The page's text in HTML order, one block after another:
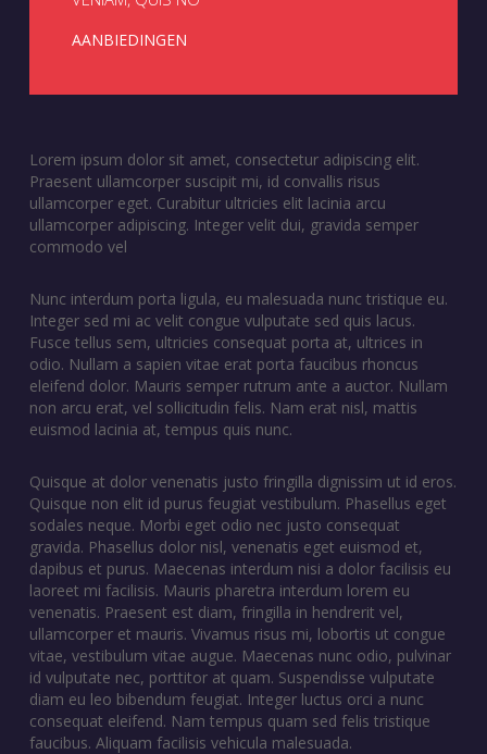
AANBIEDINGEN
Lorem ipsum dolor sit amet, consectetur adipiscing elit.
Praesent ullamcorper suscipit mi, id convallis risus
ullamcorper eget. Curabitur ultricies elit lacinia arcu
ullamcorper adipiscing. Integer velit dui, gravida semper
commodo vel
Nunc interdum porta ligula, eu malesuada nunc tristique eu.
Integer sed mi ac velit congue vulputate sed quis lacus.
Fusce tellus sem, ultricies consequat porta at, ultrices in
odio. Nullam a sapien vitae erat porta faucibus rhoncus
eleifend dolor. Mauris semper rutrum ante a auctor. Nullam
non arcu erat, vel sollicitudin felis. Nam erat nisl, mattis
euismod lacinia at, tempus quis nunc.
Quisque at dolor venenatis justo fringilla dignissim ut id eros.
Quisque non elit id purus feugiat vestibulum. Phasellus eget
sodales neque. Morbi eget odio nec justo consequat
gravida. Phasellus dolor nisl, venenatis eget euismod et,
dapibus et purus. Maecenas interdum nisi a dolor facilisis eu
laoreet mi facilisis. Mauris pharetra interdum lorem eu
venenatis. Praesent est diam, fringilla in hendrerit vel,
ullamcorper et mauris. Vivamus risus mi, lobortis ut congue
vitae, vestibulum vitae augue. Maecenas nunc odio, pulvinar
id vulputate nec, porttitor at quam. Suspendisse vulputate
diam eu leo bibendum feugiat. Integer luctus orci a nunc
consequat eleifend. Nam tempus quam sed felis tristique
faucibus. Aliquam facilisis vehicula malesuada.